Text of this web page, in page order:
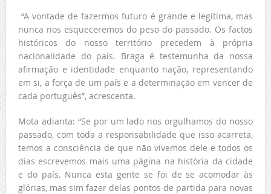
“A vontade de fazermos futuro é grande e legítima, mas
nunca nos esqueceremos do peso do passado. Os factos
históricos do nosso território precedem à própria
nacionalidade do país. Braga é testemunha da nossa
afirmação e identidade enquanto nação, representando
em si, a força de um país e a determinação em vencer de
cada português”, acrescenta.
Mota adianta: “Se por um lado nos orgulhamos do nosso
passado, com toda a responsabilidade que isso acarreta,
temos a consciência de que não vivemos dele e todos os
dias escrevemos mais uma página na história da cidade
e do país. Nunca esta gente se foi de se acomodar às
glórias, mas sim fazer delas pontos de partida para novas